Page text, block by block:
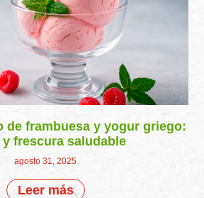
de frambuesa y yogur griego:
frescura saludable
agosto 31, 2025
Leer más